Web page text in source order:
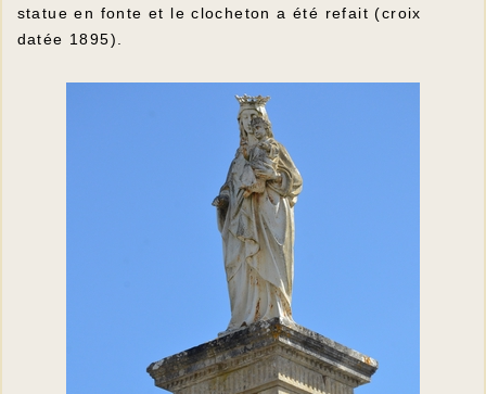
statue en fonte et le clocheton a été refait (croix
datée 1895).